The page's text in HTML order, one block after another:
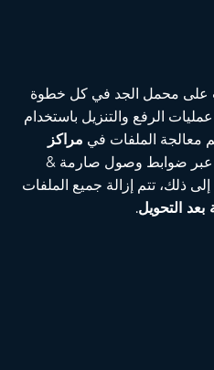
على محمل الجد في كل خطوة
الرفع والتنزيل باستخدام
معالجة الملفات في مراكز
عبر ضوابط وصول صارمة &
ذلك، تتم إزالة جميع الملفات
.